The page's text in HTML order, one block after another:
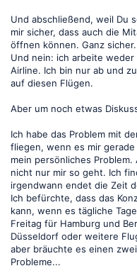
Und abschließend, weil Du
mir sicher, dass auch die
öffnen können. Ganz sicher.
Und nein: ich arbeite
Airline. Ich bin nur ab und
auf diesen Flügen.
Aber um noch etwas
Ich habe das Problem mit
fliegen, wenn es mir
mein persönliches
nicht nur mir so geht. Ich
irgendwann endet die Zeit
Ich befürchte, dass das
kann, wenn es tägliche
Freitag für Hamburg und
Düsseldorf oder weitere
aber bräuchte es einen
Probleme...